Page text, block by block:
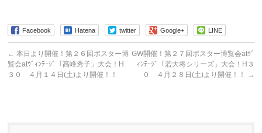
Facebook Hatena twitter Google+ LINE
← 本日より開催！第２６回ポスター博
覧会atｳﾞｨﾝﾃｰｼﾞ「高峰秀子」大会！H
３０ ４月１４日(土)より開催！！
GW開催！第２７回ポスター博覧会atｳﾞ
ｨﾝﾃｰｼﾞ「若大将シリーズ」大会！H３
０ ４月２８日(土)より開催！！
→